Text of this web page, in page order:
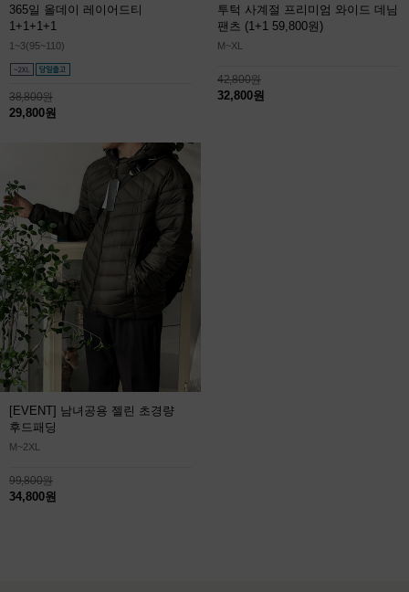
365일 올데이 레이어드티
1+1+1+1
1~3(95~110)
38,800원
29,800원
투턱 사계절 프리미엄 와이드 데님
팬츠 (1+1 59,800원)
M~XL
42,800원
32,800원
[EVENT] 남녀공용 젤린 초경량
후드패딩
M~2XL
99,800원
34,800원